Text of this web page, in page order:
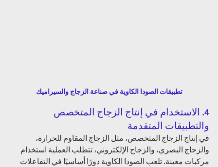
تطبيقات الصودا الكاوية في صناعة الزجاج والسيراميك
4. الاستخدام في إنتاج الزجاج المتخصص
والتطبيقات المتقدمة
في إنتاج الزجاج المتخصص، مثل الزجاج المقاوم للحرارة،
والزجاج البصري، والزجاج الإلكتروني، تتطلب العملية استخدام
مركبات معينة. تلعب الصودا الكاوية دورًا أساسيًا في التفاعلات